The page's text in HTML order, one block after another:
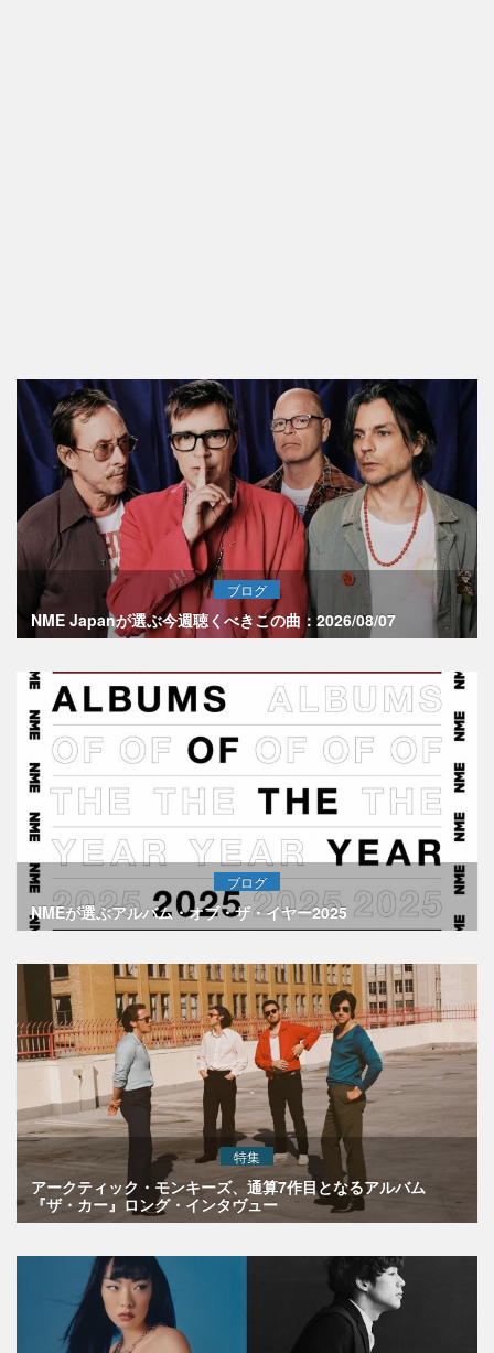
ブログ
NME Japanが選ぶ今週聴くべきこの曲：2026/08/07
ブログ
NMEが選ぶアルバム・オブ・ザ・イヤー2025
特集
アークティック・モンキーズ、通算7作目となるアルバム
『ザ・カー』ロング・インタヴュー